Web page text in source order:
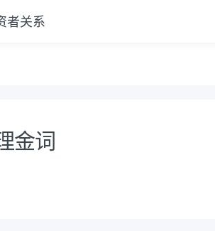
者关系
金词